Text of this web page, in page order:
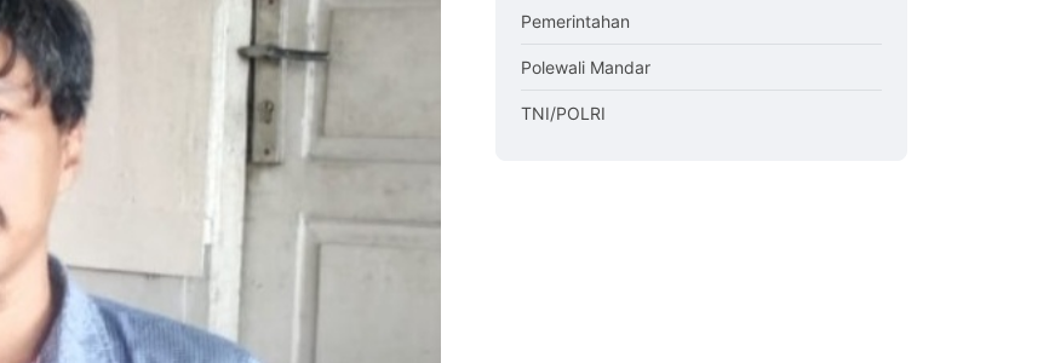
Pemerintahan
Polewali Mandar
TNI/POLRI